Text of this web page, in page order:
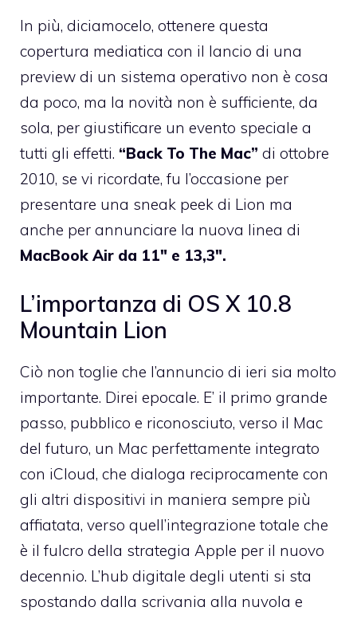
In più, diciamocelo, ottenere questa
copertura mediatica con il lancio di una
preview di un sistema operativo non è cosa
da poco, ma la novità non è sufficiente, da
sola, per giustificare un evento speciale a
tutti gli effetti. “Back To The Mac” di ottobre
2010, se vi ricordate, fu l’occasione per
presentare una sneak peek di Lion ma
anche per annunciare la nuova linea di
MacBook Air da 11″ e 13,3″.
L’importanza di OS X 10.8
Mountain Lion
Ciò non toglie che l’annuncio di ieri sia molto
importante. Direi epocale. E’ il primo grande
passo, pubblico e riconosciuto, verso il Mac
del futuro, un Mac perfettamente integrato
con iCloud, che dialoga reciprocamente con
gli altri dispositivi in maniera sempre più
affiatata, verso quell’integrazione totale che
è il fulcro della strategia Apple per il nuovo
decennio. L’hub digitale degli utenti si sta
spostando dalla scrivania alla nuvola e